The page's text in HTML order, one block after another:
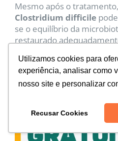
Utilizamos cookies para
experiência, analisar como
nosso site e personalizar
Recusar Cookies
Mesmo após o
Clostridium difficile
se o equilíbrio da
restaurado
sofrimento e aumenta o
longo prazo.